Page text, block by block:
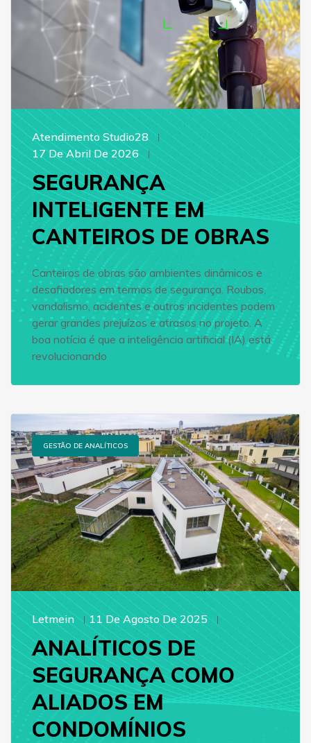
Atendimento Studio28
17 De Abril De 2026
SEGURANÇA
INTELIGENTE EM
CANTEIROS DE OBRAS
Canteiros de obras são ambientes dinâmicos e
desafiadores em termos de segurança. Roubos,
vandalismo, acidentes e outros incidentes podem
gerar grandes prejuízos e atrasos no projeto. A
boa notícia é que a inteligência artificial (IA) está
revolucionando
GESTÃO DE ANALÍTICOS
Letmein 11 De Agosto De 2025
ANALÍTICOS DE
SEGURANÇA COMO
ALIADOS EM
CONDOMÍNIOS